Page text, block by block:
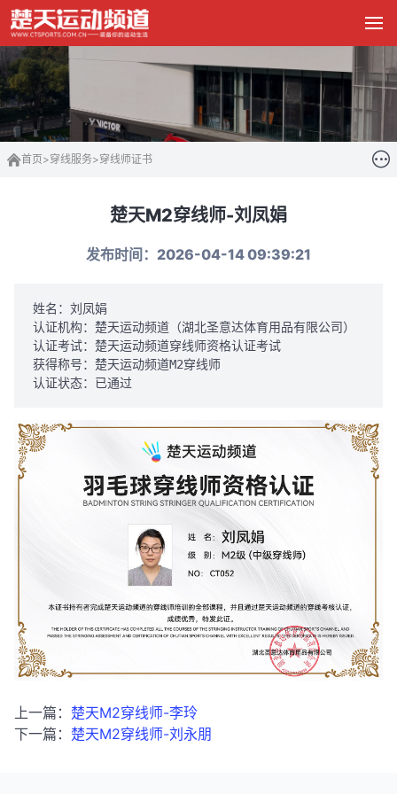
首页>穿线服务>穿线师证书
楚天M2穿线师-刘凤娟
发布时间：2026-04-14 09:39:21
姓名：刘凤娟
认证机构：楚天运动频道（湖北圣意达体育用品有限公司）
认证考试：楚天运动频道穿线师资格认证考试
获得称号：楚天运动频道M2穿线师
认证状态：已通过
上一篇： 楚天M2穿线师-李玲
下一篇： 楚天M2穿线师-刘永朋